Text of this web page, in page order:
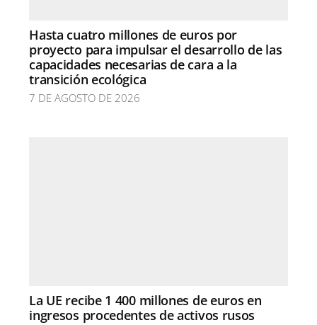
Hasta cuatro millones de euros por
proyecto para impulsar el desarrollo de las
capacidades necesarias de cara a la
transición ecológica
7 DE AGOSTO DE 2026
La UE recibe 1 400 millones de euros en
ingresos procedentes de activos rusos